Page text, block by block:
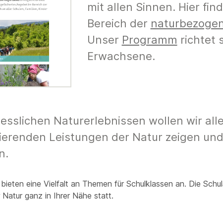
mit allen Sinnen. Hier
Bereich der
Unser Programm richtet
Erwachsene.
Naturerlebnissen wollen wir
Leistungen der Natur zeigen
eine Vielfalt an Themen für Schulklassen an. Die
ganz in Ihrer Nähe statt.